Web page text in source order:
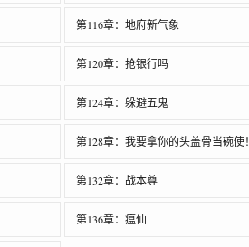
第116章：地府新气象
第120章：抢银行吗
第124章：躲避五鬼
第128章：我要拿你的头盖骨当碗使！
第132章：战本尊
第136章：瘟仙